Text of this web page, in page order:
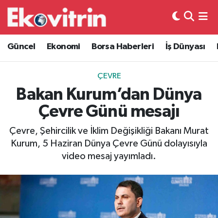
Güncel Ekonomi Borsa Haberleri İş Dünyası
ÇEVRE
Bakan Kurum’dan Dünya
Çevre Günü mesajı
Çevre, Şehircilik ve İklim Değişikliği Bakanı Murat
Kurum, 5 Haziran Dünya Çevre Günü dolayısıyla
video mesaj yayımladı.
Güncel
Ekonomi
Borsa Haberleri
İş Dünyası
Lojistik
Otovitrin
Asayiş
Magazin
Hava Durumu
Trafik Durumu
Süper Lig Puan Durumu ve Fikstür
Tüm Manşetler
Son Dakika Haberleri
Haber Arşivi